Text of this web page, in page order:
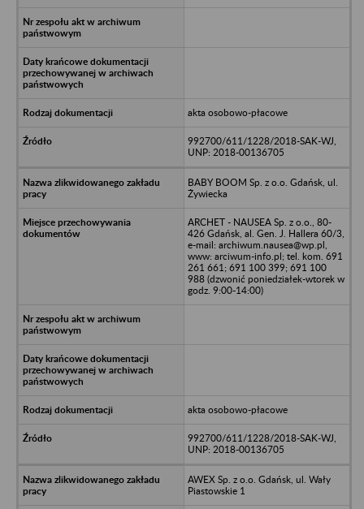
akta osobowo-płacowe
992700/611/1228/2018-SAK-WJ,
UNP: 2018-00136705
BABY BOOM Sp. z o.o. Gdańsk, ul.
Żywiecka
ARCHET - NAUSEA Sp. z o.o., 80-
426 Gdańsk, al. Gen. J. Hallera 60/3,
e-mail: archiwum.nausea@wp.pl,
www: arciwum-info.pl; tel. kom. 691
261 661; 691 100 399; 691 100
988 (dzwonić poniedziałek-wtorek w
godz. 9:00-14:00)
akta osobowo-płacowe
992700/611/1228/2018-SAK-WJ,
UNP: 2018-00136705
AWEX Sp. z o.o. Gdańsk, ul. Wały
Piastowskie 1